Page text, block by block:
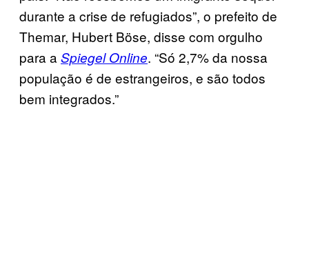
durante a crise de refugiados”, o prefeito de
Themar, Hubert Böse, disse com orgulho
para a Spiegel Online. “Só 2,7% da nossa
população é de estrangeiros, e são todos
bem integrados.”